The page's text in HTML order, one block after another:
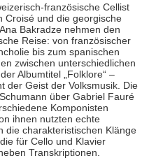
französische Cellist
Croisé und die georgische
Bakradze nehmen den
Reise: von französischer
bis zum spanischen
zwischen unterschiedlichen
Albumtitel „Folklore“ –
der Geist der Volksmusik. Die
über Gabriel Fauré
Komponisten
ihnen nutzten echte
die charakteristischen Klänge
für Cello und Klavier
Transkriptionen.